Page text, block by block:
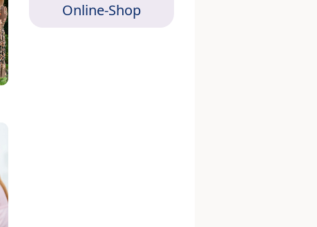
Online-Shop